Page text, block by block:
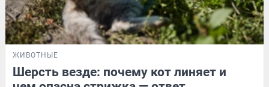
ЖИВОТНЫЕ
Шерсть везде: почему кот линяет и